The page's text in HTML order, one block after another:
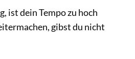
ist dein Tempo zu hoch
gibst du nicht